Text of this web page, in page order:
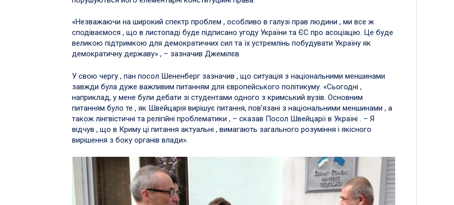
«Незважаючи на широкий спектр проблем , особливо в галузі прав людини , ми все ж
сподіваємося , що в листопаді буде підписано угоду України та ЄС про асоціацію. Це буде
великою підтримкою для демократичних сил та їх устремлінь побудувати Україну як
демократичну державу» , – зазначив Джемілєв.
У свою чергу , пан посол Шененберг зазначив , що ситуація з національними меншинами
завжди була дуже важливим питанням для європейського політикуму. «Сьогодні ,
наприклад, у мене були дебати зі студентами одного з кримський вузів. Основним
питанням було те , як Швейцарія вирішує питання, пов’язані з національними меншинами , а
також лінгвістичні та релігійні проблематики , – сказав Посол Швейцарії в Україні . – Я
відчув , що в Криму ці питання актуальні , вимагають загального розуміння і якісного
вирішення з боку органів влади».